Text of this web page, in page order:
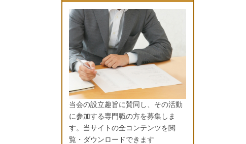
当会の設立趣旨に賛同し、その活動
に参加する専門職の方を募集しま
す。当サイトの全コンテンツを閲
覧・ダウンロードできます